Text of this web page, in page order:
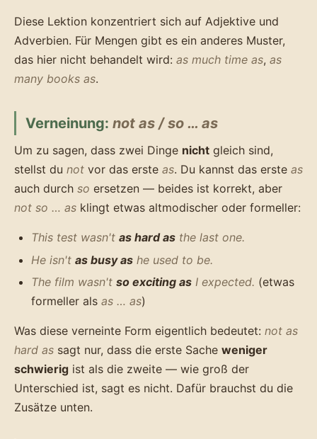
Diese Lektion konzentriert sich auf Adjektive und
Adverbien. Für Mengen gibt es ein anderes Muster,
das hier nicht behandelt wird: as much time as, as
many books as.
Verneinung: not as / so … as
Um zu sagen, dass zwei Dinge nicht gleich sind,
stellst du not vor das erste as. Du kannst das erste as
auch durch so ersetzen — beides ist korrekt, aber
not so … as klingt etwas altmodischer oder formeller:
This test wasn't as hard as the last one.
He isn't as busy as he used to be.
The film wasn't so exciting as I expected. (etwas
formeller als as … as)
Was diese verneinte Form eigentlich bedeutet: not as
hard as sagt nur, dass die erste Sache weniger
schwierig ist als die zweite — wie groß der
Unterschied ist, sagt es nicht. Dafür brauchst du die
Zusätze unten.